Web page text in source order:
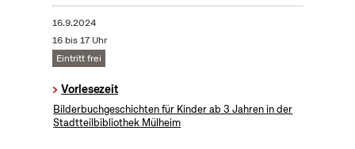
16.9.2024
16 bis 17 Uhr
Eintritt frei
Vorlesezeit
Bilderbuchgeschichten für Kinder ab 3 Jahren in der
Stadtteilbibliothek Mülheim